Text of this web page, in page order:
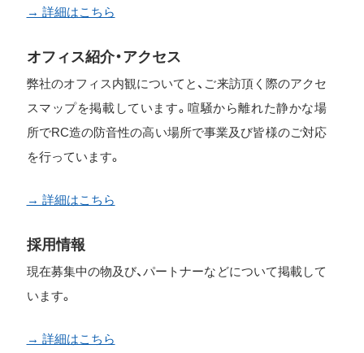
→ 詳細はこちら
オフィス紹介・アクセス
弊社のオフィス内観についてと、ご来訪頂く際のアクセ
スマップを掲載しています。喧騒から離れた静かな場
所でRC造の防音性の高い場所で事業及び皆様のご対応
を行っています。
→ 詳細はこちら
採用情報
現在募集中の物及び、パートナーなどについて掲載して
います。
→ 詳細はこちら